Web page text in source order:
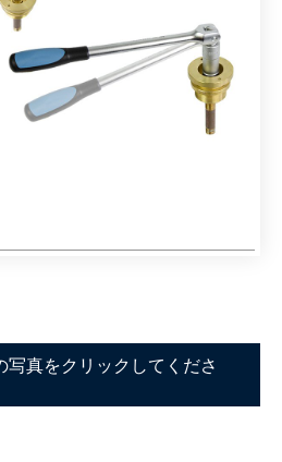
写真をクリックしてくださ